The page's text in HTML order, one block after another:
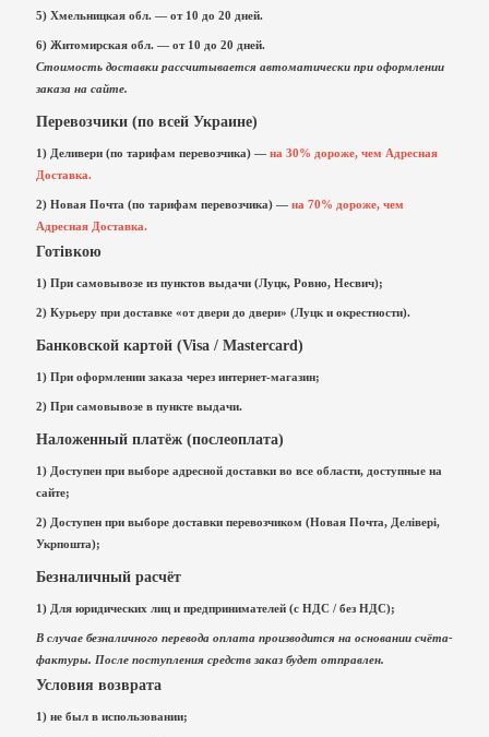
5) Хмельницкая обл. — от 10 до 20 дней.
6) Житомирская обл. — от 10 до 20 дней.
Стоимость доставки рассчитывается автоматически при оформлении
заказа на сайте.
Перевозчики (по всей Украине)
1) Деливери (по тарифам перевозчика) — на 30% дороже, чем Адресная
Доставка.
2) Новая Почта (по тарифам перевозчика) — на 70% дороже, чем
Адресная Доставка.
Готівкою
1) При самовывозе из пунктов выдачи (Луцк, Ровно, Несвич);
2) Курьеру при доставке «от двери до двери» (Луцк и окрестности).
Банковской картой (Visa / Mastercard)
1) При оформлении заказа через интернет-магазин;
2) При самовывозе в пункте выдачи.
Наложенный платёж (послеоплата)
1) Доступен при выборе адресной доставки во все области, доступные на
сайте;
2) Доступен при выборе доставки перевозчиком (Новая Почта, Делівері,
Укрпошта);
Безналичный расчёт
1) Для юридических лиц и предпринимателей (с НДС / без НДС);
В случае безналичного перевода оплата производится на основании счёта-
фактуры. После поступления средств заказ будет отправлен.
Условия возврата
1) не был в использовании;